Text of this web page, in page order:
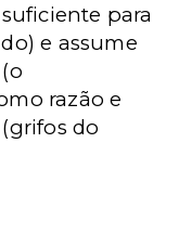
para
e assume
razão e
do